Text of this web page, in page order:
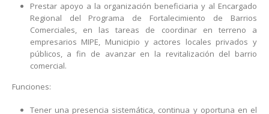
Prestar apoyo a la organización beneficiaria y al Encargado
Regional del Programa de Fortalecimiento de Barrios
Comerciales, en las tareas de coordinar en terreno a
empresarios MIPE, Municipio y actores locales privados y
públicos, a fin de avanzar en la revitalización del barrio
comercial.
Funciones:
Tener una presencia sistemática, continua y oportuna en el